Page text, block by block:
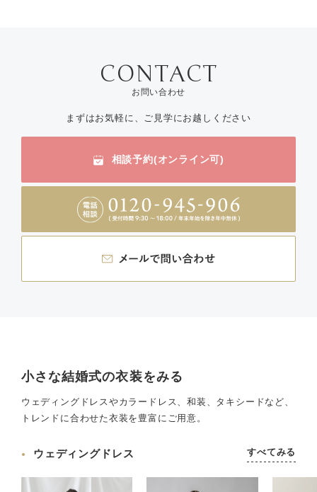
お問い合わせ
まずはお気軽に、ご見学にお越しください
相談予約(オンライン可)
小さな結婚式の衣装をみる
ウェディングドレスやカラードレス、和装、タキシードなど、
トレンドに合わせた衣装を豊富にご用意。
ウェディングドレス すべてみる